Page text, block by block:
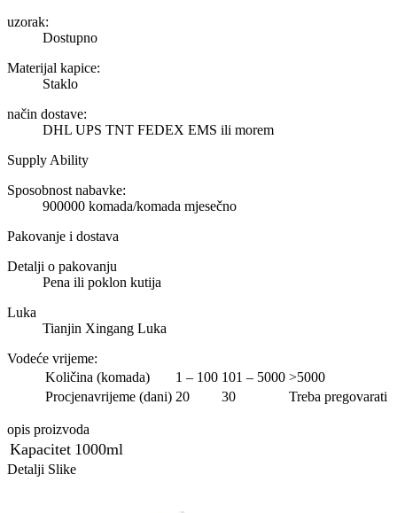
uzorak:
Dostupno
Materijal kapice:
Staklo
način dostave:
DHL UPS TNT FEDEX EMS ili morem
Supply Ability
Sposobnost nabavke:
900000 komada/komada mjesečno
Pakovanje i dostava
Detalji o pakovanju
Pena ili poklon kutija
Luka
Tianjin Xingang Luka
Vodeće vrijeme:
Količina (komada)
1 – 100 101 – 5000 >5000
Procjenavrijeme (dani) 20 30 Treba pregovarati
opis proizvoda
Kapacitet 1000ml
Detalji Slike